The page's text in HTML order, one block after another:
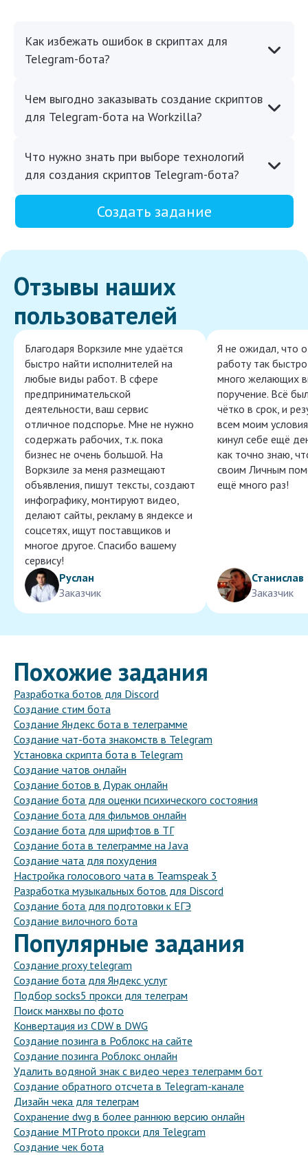
Как избежать ошибок в скриптах для
Telegram-бота?
Чем выгодно заказывать создание скриптов
для Telegram-бота на Workzilla?
Что нужно знать при выборе технологий
для создания скриптов Telegram-бота?
Создать задание
Отзывы наших
пользователей
Благодаря Воркзиле мне удаётся
быстро найти исполнителей на
любые виды работ. В сфере
предпринимательской
деятельности, ваш сервис
отличное подспорье. Мне не нужно
содержать рабочих, т.к. пока
бизнес не очень большой. На
Воркзиле за меня размещают
объявления, пишут тексты, создают
инфографику, монтируют видео,
делают сайты, рекламу в яндексе и
соцсетях, ищут поставщиков и
многое другое. Спасибо вашему
сервису!
Руслан
Заказчик
Я не ожидал, что
работу так
много желающих
поручение. Всё
чётко в срок, и
всем моим
кинул себе ещё
как точно знаю,
своим Личным
ещё много раз!
Станислав
Заказчик
Похожие задания
Разработка ботов для Discord
Создание стим бота
Создание Яндекс бота в телеграмме
Создание чат-бота знакомств в Telegram
Установка скрипта бота в Telegram
Создание чатов онлайн
Создание ботов в Дурак онлайн
Создание бота для оценки психического состояния
Создание бота для фильмов онлайн
Создание бота для шрифтов в ТГ
Создание бота в телеграмме на Java
Создание чата для похудения
Настройка голосового чата в Teamspeak 3
Разработка музыкальных ботов для Discord
Создание бота для подготовки к ЕГЭ
Создание вилочного бота
Популярные задания
Создание proxy telegram
Создание бота для Яндекс услуг
Подбор socks5 прокси для телеграм
Поиск манхвы по фото
Конвертация из CDW в DWG
Создание позинга в Роблокс на сайте
Создание позинга Роблокс онлайн
Удалить водяной знак с видео через телеграмм бот
Создание обратного отсчета в Telegram-канале
Дизайн чека для телеграм
Сохранение dwg в более раннюю версию онлайн
Создание MTProto прокси для Telegram
Создание чек бота